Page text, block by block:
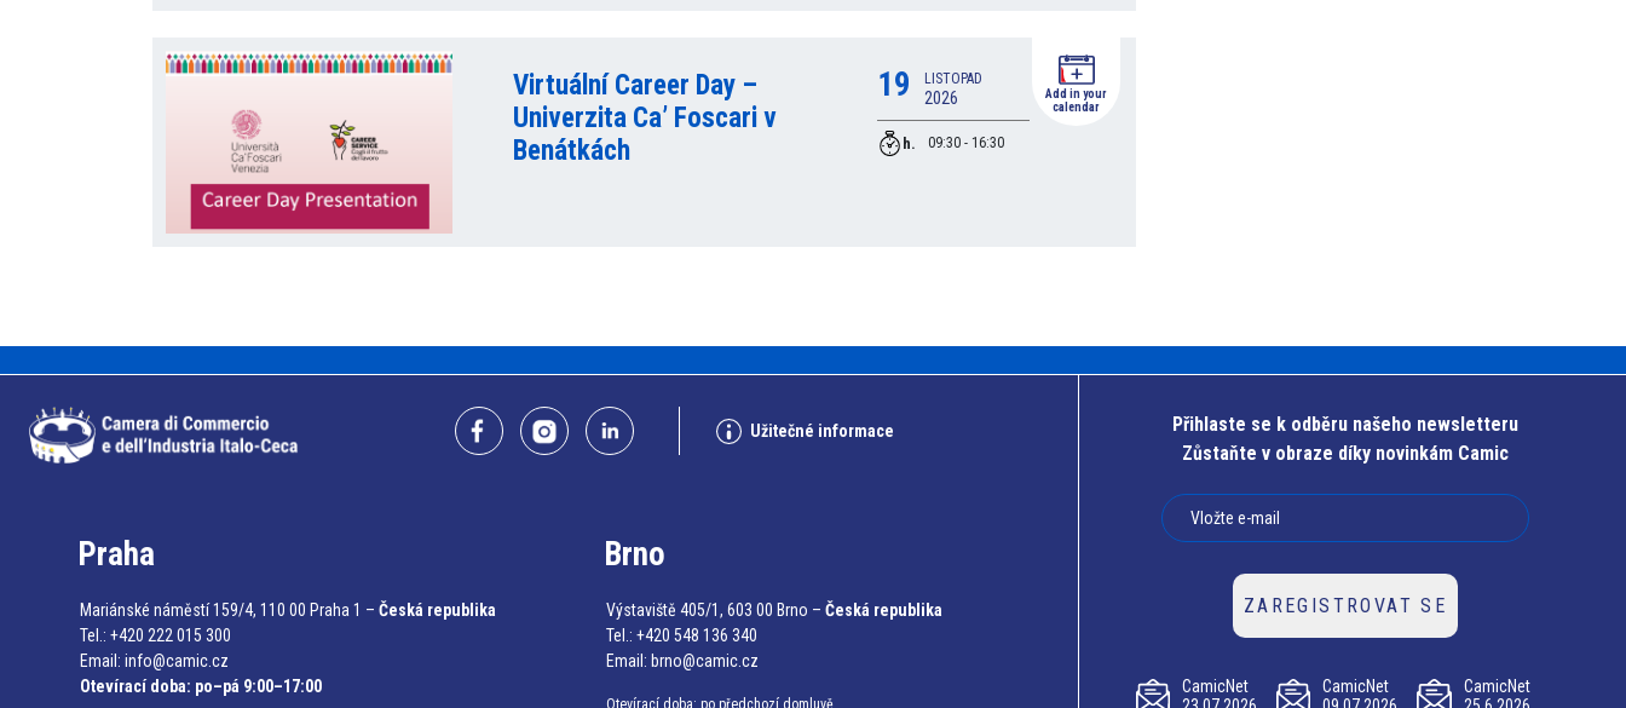
Virtuální Career Day –
Univerzita Ca’ Foscari v
Benátkách
19 LISTOPAD
2026
h. 09:30 - 16:30
Add in your
calendar
Užitečné informace
Praha
Mariánské náměstí 159/4, 110 00 Praha 1 – Česká republika
Tel.: +420 222 015 300
Email: info@camic.cz
Otevírací doba: po–pá 9:00–17:00
Brno
Výstaviště 405/1, 603 00 Brno – Česká republika
Tel.: +420 548 136 340
Email: brno@camic.cz
Přihlaste se k odběru našeho newsletteru
Zůstaňte v obraze díky novinkám Camic
ZAREGISTROVAT SE
CamicNet
CamicNet
CamicNet